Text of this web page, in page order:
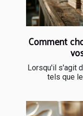
Comment
Lorsqu'il s'agit
tels que